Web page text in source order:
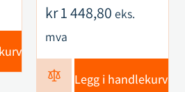
kr1 448,80 eks.
mva
Legg i handlekurv